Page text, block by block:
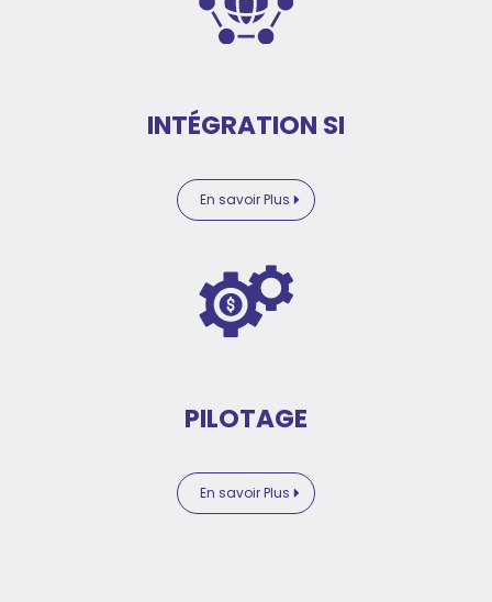
INTÉGRATION SI
En savoir Plus
PILOTAGE
En savoir Plus